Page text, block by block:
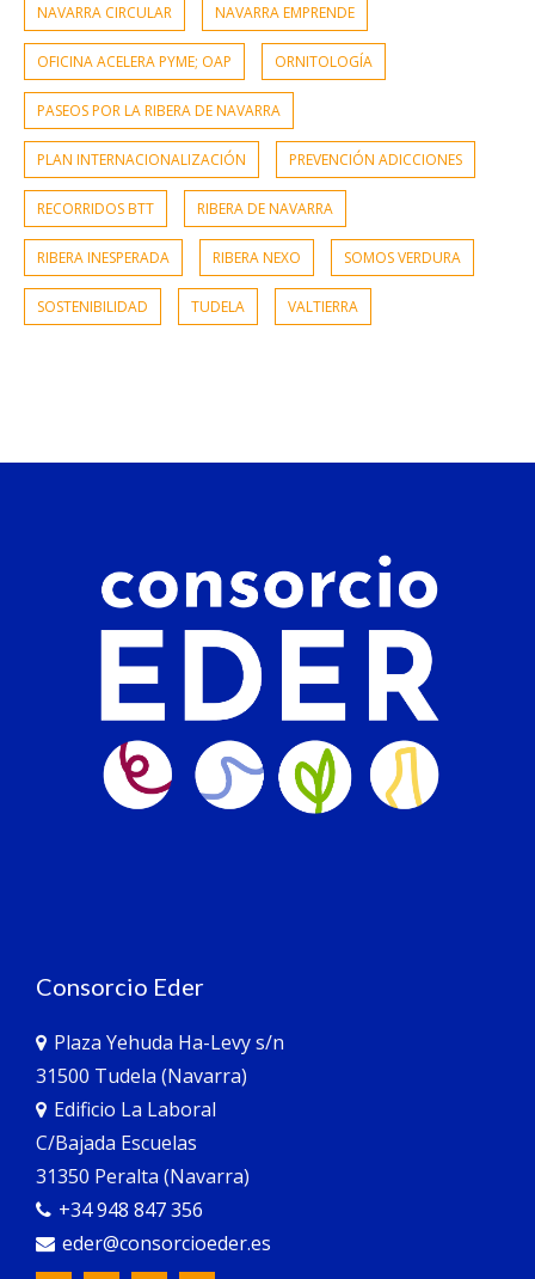
NAVARRA CIRCULAR NAVARRA EMPRENDE
OFICINA ACELERA PYME; OAP ORNITOLOGÍA
PASEOS POR LA RIBERA DE NAVARRA
PLAN INTERNACIONALIZACIÓN PREVENCIÓN ADICCIONES
RECORRIDOS BTT RIBERA DE NAVARRA
RIBERA INESPERADA RIBERA NEXO SOMOS VERDURA
SOSTENIBILIDAD TUDELA VALTIERRA
Consorcio Eder
Plaza Yehuda Ha-Levy s/n
31500 Tudela (Navarra)
Edificio La Laboral
C/Bajada Escuelas
31350 Peralta (Navarra)
+34 948 847 356
eder@consorcioeder.es